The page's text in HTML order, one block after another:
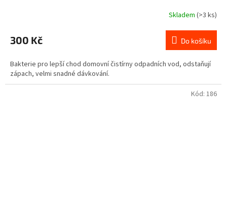
produktu
je
z
5
hvězdiček.
Skladem(>3 ks)
300 Kč Do košíku
Bakterie pro lepší chod domovní čistírny odpadních vod, odstaňují
zápach, velmi snadné dávkování.
Kód: 186